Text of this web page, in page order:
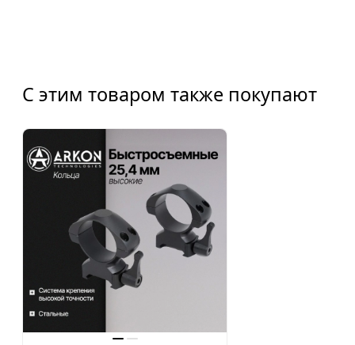
С этим товаром также покупают